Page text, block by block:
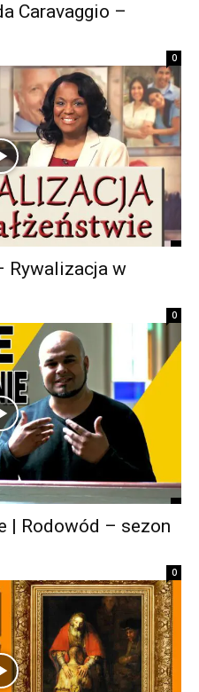
Caravaggio –
0
Rywalizacja w
0
| Rodowód – sezon
0